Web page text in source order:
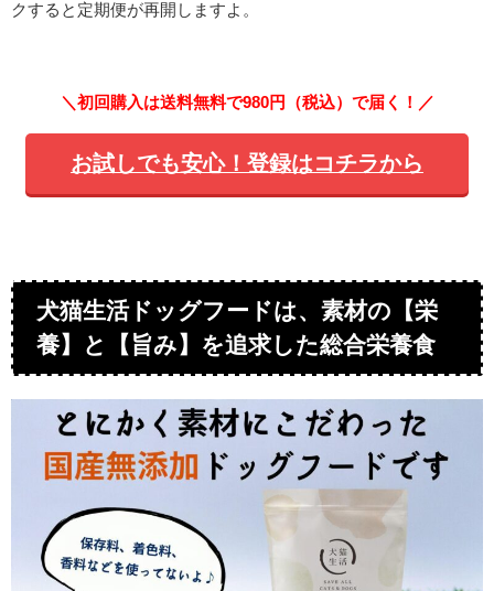
クすると定期便が再開しますよ。
＼初回購入は送料無料で980円（税込）で届く！／
お試しでも安心！登録はコチラから
犬猫生活ドッグフードは、 素材の【栄
養】と【旨み】を追求した総合栄養食